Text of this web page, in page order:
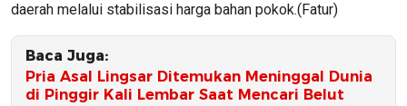
daerah melalui stabilisasi harga bahan pokok.(Fatur)
Baca Juga:
Pria Asal Lingsar Ditemukan Meninggal Dunia
di Pinggir Kali Lembar Saat Mencari Belut